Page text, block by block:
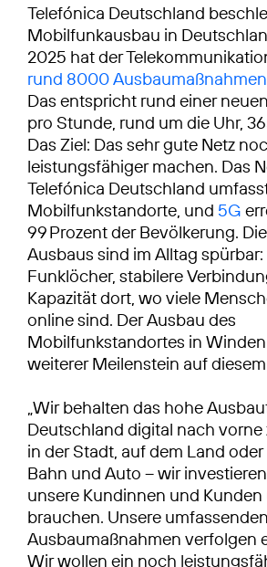
Telefónica Deutschland
Mobilfunkausbau in
2025 hat der
rund 8000 Ausbaumaßnahmen
Das entspricht rund einer
pro Stunde, rund um die Uhr,
Das Ziel: Das sehr gute Netz
leistungsfähiger machen. Das
Telefónica Deutschland
Mobilfunkstandorte, und 5G
99 Prozent der Bevölkerung.
Ausbaus sind im Alltag
Funklöcher, stabilere
Kapazität dort, wo viele
online sind. Der Ausbau des
Mobilfunkstandortes in Winden
weiterer Meilenstein auf
„Wir behalten das hohe
Deutschland digital nach vorne
in der Stadt, auf dem Land
Bahn und Auto – wir
unsere Kundinnen und Kunden
brauchen. Unsere umfassenden
Ausbaumaßnahmen verfolgen
Wir wollen ein noch